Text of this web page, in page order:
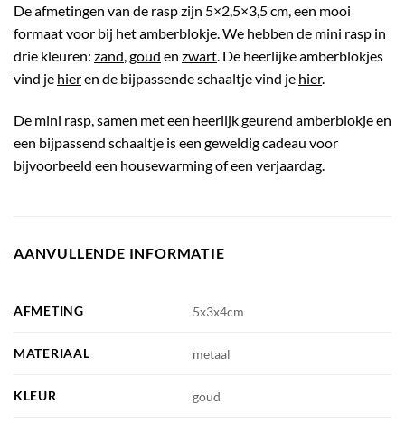
De afmetingen van de rasp zijn 5×2,5×3,5 cm, een mooi
formaat voor bij het amberblokje. We hebben de mini rasp in
drie kleuren: zand goud en zwart . De heerlijke amberblokjes
vind je hieren de bijpassende schaaltje vind je hier.
De mini rasp, samen met een heerlijk geurend amberblokje en
een bijpassend schaaltje is een geweldig cadeau voor
bijvoorbeeld een housewarming of een verjaardag.
AANVULLENDE INFORMATIE
AFMETING 5x3x4cm
MATERIAAL metaal
KLEUR goud